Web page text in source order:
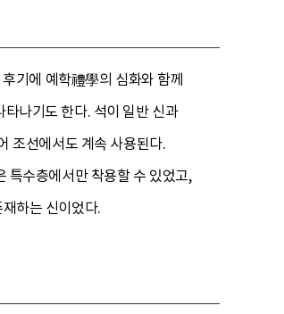
기에 예학禮學의 심화와 함께
나기도 한다. 석이 일반 신과
조선에서도 계속 사용된다.
특수층에서만 착용할 수 있었고,
하는 신이었다.